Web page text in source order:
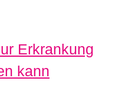
Erkrankung
kann